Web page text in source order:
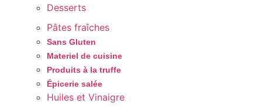
Desserts
Pâtes fraîches
Sans Gluten
Materiel de cuisine
Produits à la truffe
Épicerie salée
Huiles et Vinaigre